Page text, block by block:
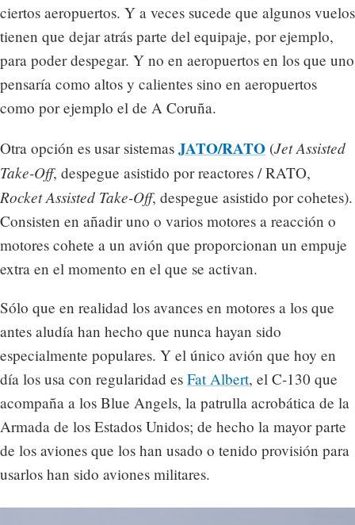
ciertos aeropuertos. Y a veces sucede que algunos vuelos
tienen que dejar atrás parte del equipaje, por ejemplo,
para poder despegar. Y no en aeropuertos en los que uno
pensaría como altos y calientes sino en aeropuertos
como por ejemplo el de A Coruña.
Otra opción es usar sistemas JATO/RATO (Jet Assisted
Take-Off, despegue asistido por reactores / RATO,
Rocket Assisted Take-Off, despegue asistido por cohetes).
Consisten en añadir uno o varios motores a reacción o
motores cohete a un avión que proporcionan un empuje
extra en el momento en el que se activan.
Sólo que en realidad los avances en motores a los que
antes aludía han hecho que nunca hayan sido
especialmente populares. Y el único avión que hoy en
día los usa con regularidad es Fat Albert, el C-130 que
acompaña a los Blue Angels, la patrulla acrobática de la
Armada de los Estados Unidos; de hecho la mayor parte
de los aviones que los han usado o tenido provisión para
usarlos han sido aviones militares.